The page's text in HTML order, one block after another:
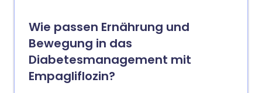
Wie passen Ernährung und
Bewegung in das
Diabetesmanagement mit
Empagliflozin?